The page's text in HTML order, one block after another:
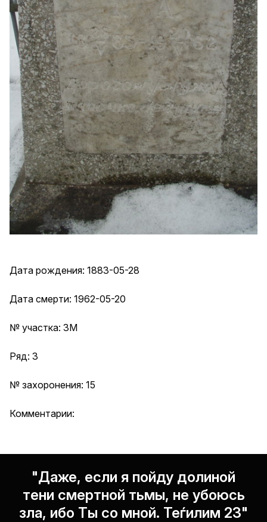
Дата рождения: 1883-05-28
Дата смерти: 1962-05-20
№ участка: 3М
Ряд: 3
№ захоронения: 15
Комментарии:
"Даже, если я пойду долиной
тени смертной тьмы, не убоюсь
зла, ибо Ты со мной. Теѓилим 23"